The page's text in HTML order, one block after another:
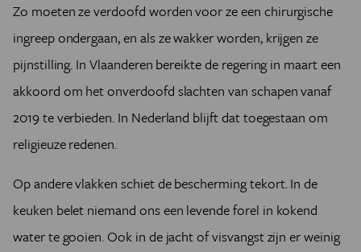
Zo moeten ze verdoofd worden voor ze een chirurgische
ingreep ondergaan, en als ze wakker worden, krijgen ze
pijnstilling. In Vlaanderen bereikte de regering in maart een
akkoord om het onverdoofd slachten van schapen vanaf
2019 te verbieden. In Nederland blijft dat toegestaan om
religieuze redenen.
Op andere vlakken schiet de bescherming tekort. In de
keuken belet niemand ons een levende forel in kokend
water te gooien. Ook in de jacht of visvangst zijn er weinig